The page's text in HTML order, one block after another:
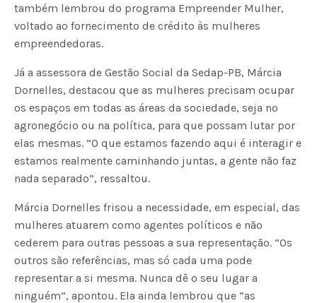
também lembrou do programa Empreender Mulher,
voltado ao fornecimento de crédito às mulheres
empreendedoras.
Já a assessora de Gestão Social da Sedap-PB, Márcia
Dornelles, destacou que as mulheres precisam ocupar
os espaços em todas as áreas da sociedade, seja no
agronegócio ou na política, para que possam lutar por
elas mesmas. “O que estamos fazendo aqui é interagir e
estamos realmente caminhando juntas, a gente não faz
nada separado”, ressaltou.
Márcia Dornelles frisou a necessidade, em especial, das
mulheres atuarem como agentes políticos e não
cederem para outras pessoas a sua representação. “Os
outros são referências, mas só cada uma pode
representar a si mesma. Nunca dê o seu lugar a
ninguém”, apontou. Ela ainda lembrou que “as